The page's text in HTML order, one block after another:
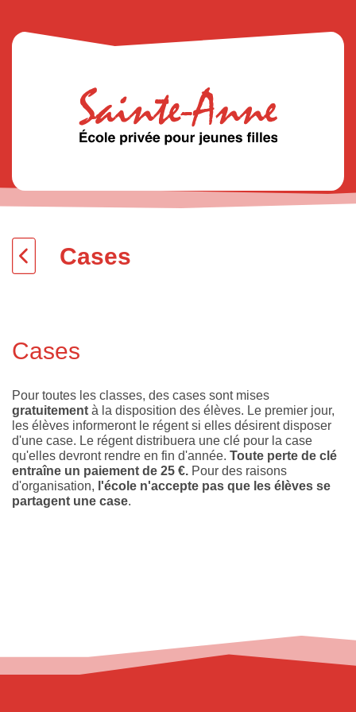
Cases
Cases
Pour toutes les classes, des cases sont mises
gratuitement à la disposition des élèves. Le premier jour,
les élèves informeront le régent si elles désirent disposer
d'une case. Le régent distribuera une clé pour la case
qu'elles devront rendre en fin d'année. Toute perte de clé
entraîne un paiement de 25 €. Pour des raisons
d'organisation, l'école n'accepte pas que les élèves se
partagent une case.